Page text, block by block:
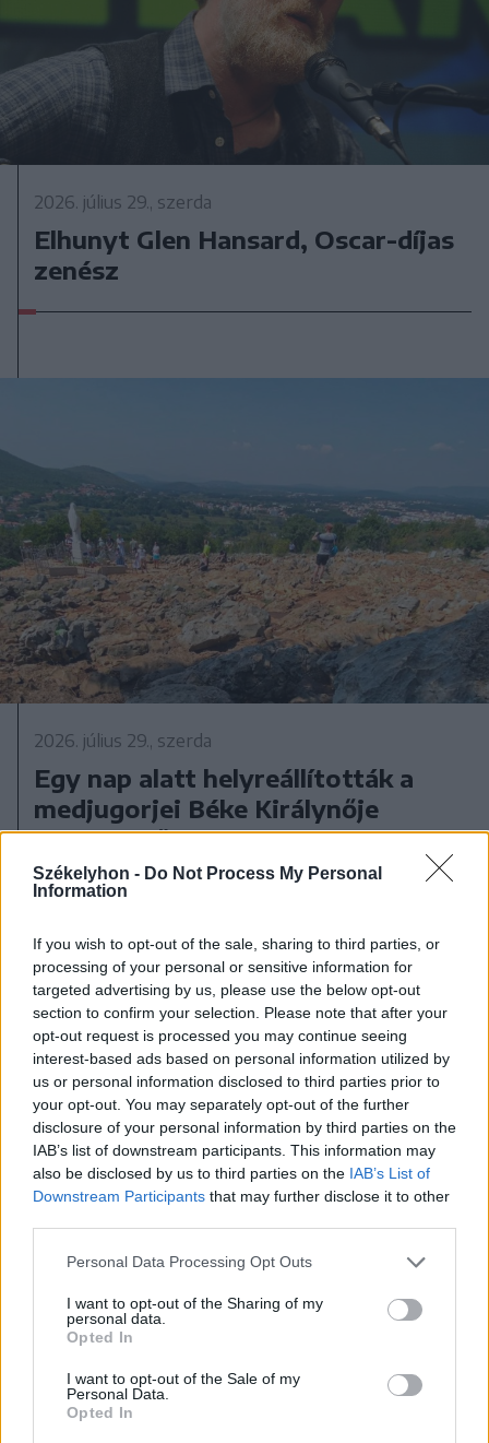
Székelyhon - Do Not Process My Personal
Information
If you wish to opt-out of the sale, sharing to third parties, or
processing of your personal or sensitive information for
targeted advertising by us, please use the below opt-out
section to confirm your selection. Please note that after your
opt-out request is processed you may continue seeing
interest-based ads based on personal information utilized by
us or personal information disclosed to third parties prior to
your opt-out. You may separately opt-out of the further
disclosure of your personal information by third parties on the
IAB’s list of downstream participants. This information may
also be disclosed by us to third parties on the IAB’s List of
Downstream Participants that may further disclose it to other
Personal Data Processing Opt Outs
I want to opt-out of the Sharing of my
personal data.
Opted In
I want to opt-out of the Sale of my
Personal Data.
Opted In
2026. július 29., szerda
Elhunyt Glen Hansard, Oscar-díjas
zenész
2026. július 29., szerda
Egy nap alatt helyreállították a
medjugorjei Béke Királynője
szobrát – őrizetben a
vandalizmussal gyanúsított férfi
2026. július 28., kedd
Az EU bekérette Oroszország
brüsszeli ügyvivőjét a romániai
drónincidensek ügyében